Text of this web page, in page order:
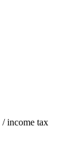
/ income tax